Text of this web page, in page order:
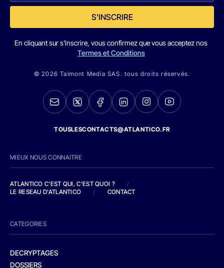
S'INSCRIRE
En cliquant sur s'inscrire, vous confirmez que vous acceptez nos
Termes et Conditions
© 2026 Talmont Media SAS. tous droits réservés.
TOUSLESCONTACTS@ATLANTICO.FR
MIEUX NOUS CONNAITRE
ATLANTICO C'EST QUI, C'EST QUOI ?
/
LE RESEAU D'ATLANTICO
/ CONTACT
CATEGORIES
DECRYPTAGES
DOSSIERS